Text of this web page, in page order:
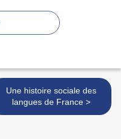
Une histoire sociale des
langues de France >